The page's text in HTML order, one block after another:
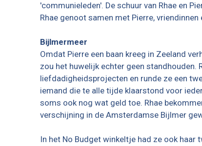
'communieleden'. De schuur van Rhae en
Rhae genoot samen met Pierre,
Bijlmermeer
Omdat Pierre een baan kreeg in Zeeland
zou het huwelijk echter geen standhouden.
liefdadigheidsprojecten en runde ze een
iemand die te alle tijde klaarstond voor
soms ook nog wat geld toe. Rhae
verschijning in de Amsterdamse Bijlmer
In het No Budget winkeltje had ze ook